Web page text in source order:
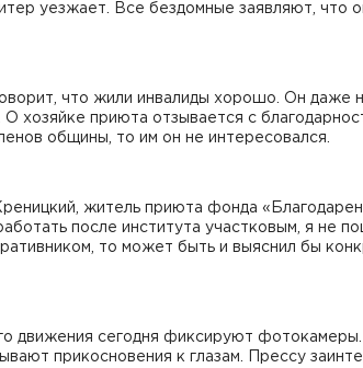
уезжает. Все бездомные заявляют, что
что жили инвалиды хорошо. Он даже
хозяйке приюта отзывается с
общины, то им он не интересовался.
житель приюта фонда
после института участковым, я не
то может быть и выяснил бы
движения сегодня фиксируют
прикосновения к глазам. Прессу